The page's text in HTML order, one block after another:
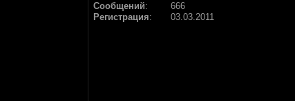
Сообщений:
666
Регистрация: 03.03.2011